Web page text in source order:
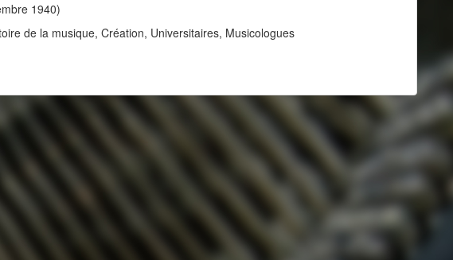
1940)
de la musique, Création, Universitaires, Musicologues